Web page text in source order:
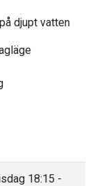
djupt vatten
18:15 -